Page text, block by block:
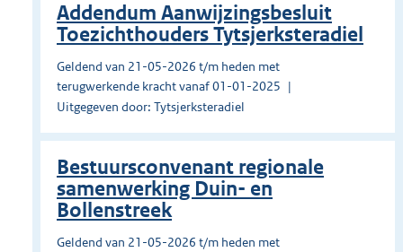
Addendum Aanwijzingsbesluit
Toezichthouders Tytsjerksteradiel
Geldend van 21-05-2026 t/m heden met
terugwerkende kracht vanaf 01-01-2025
Uitgegeven door: Tytsjerksteradiel
Bestuursconvenant regionale
samenwerking Duin- en
Bollenstreek
Geldend van 21-05-2026 t/m heden met